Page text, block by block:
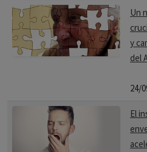
Un
y
del
24/
El